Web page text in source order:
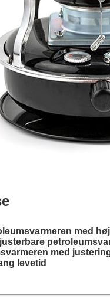
med
med
levetid